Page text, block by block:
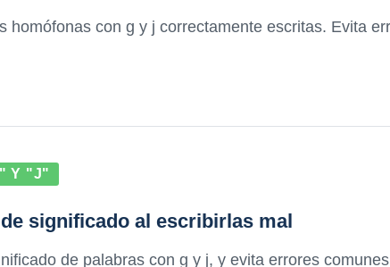
homófonas con g y j correctamente escritas. Evita
Y "J"
significado al escribirlas mal
de palabras con g y j, y evita errores